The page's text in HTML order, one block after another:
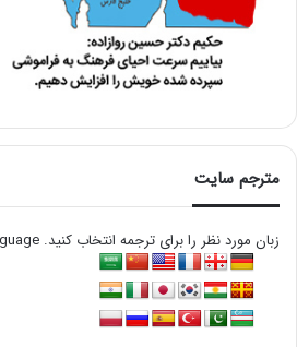
مترجم سایت
زبان مورد نظر را برای ترجمه انتخاب کنید. Please Choice Your Language :